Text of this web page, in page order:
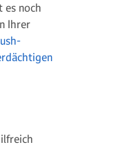
es noch
Ihrer